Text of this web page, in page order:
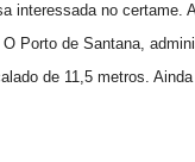
interessada no certame.
Porto de Santana,
de 11,5 metros.